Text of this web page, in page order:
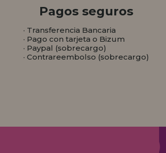
Pagos seguros
· Transferencia Bancaria
· Pago con tarjeta o Bizum
· Paypal (sobrecargo)
· Contrareembolso (sobrecargo)